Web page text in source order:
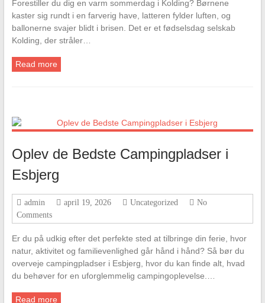
Forestiller du dig en varm sommerdag i Kolding? Børnene
kaster sig rundt i en farverig have, latteren fylder luften, og
ballonerne svajer blidt i brisen. Det er et fødselsdag selskab
Kolding, der stråler…
Read more
Oplev de Bedste Campingpladser i
Esbjerg
admin april 19, 2026 Uncategorized
No
Comments
Er du på udkig efter det perfekte sted at tilbringe din ferie, hvor
natur, aktivitet og familievenlighed går hånd i hånd? Så bør du
overveje campingpladser i Esbjerg, hvor du kan finde alt, hvad
du behøver for en uforglemmelig campingoplevelse.…
Read more